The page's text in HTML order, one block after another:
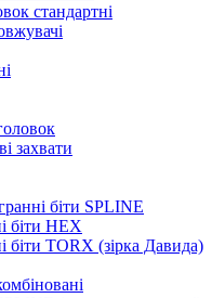
стандартні
захвати
біти SPLINE
біти HEX
біти TORX (зірка Давида)